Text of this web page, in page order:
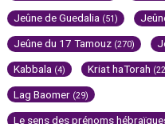
Jeûne de Guedalia (51)
Jeûne du 17 Tamouz (270)
Kabbala (4) Kriat haTorah
Lag Baomer (29)
Le sens des prénoms